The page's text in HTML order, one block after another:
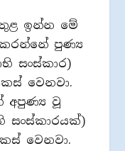
ඉන්න මේ
පුණ්‍ය
සංස්කාර)
වෙනවා.
අපුණ්‍ය වූ
සංස්කාරයක්)
වෙනවා.